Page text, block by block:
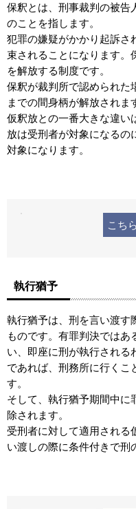
保釈とは、刑事裁判の被告
のことを指します。
犯罪の嫌疑がかかり起訴さ
束されることになります。
を解放する制度です。
保釈が裁判所で認められた
までの間身柄が解放されま
仮釈放との一番大きな違い
放は受刑者が対象になるの
対象になります。
こち
執行猶予
執行猶予は、刑を言い渡す
ものです。有罪判決ではあ
い、即座に刑が執行される
であれば、刑務所に行くこ
す。
そして、執行猶予期間中に
除されます。
受刑者に対して適用される
い渡しの際に条件付きで刑